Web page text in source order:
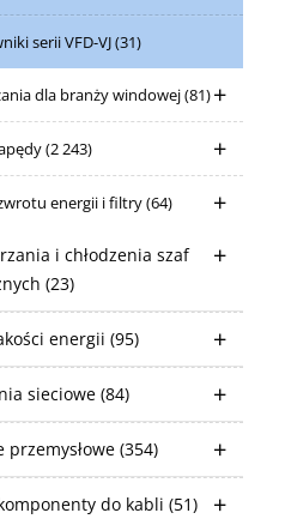
serii VFD-VJ(31)
dla branży windowej(81)
(2 243)
energii i filtry(64)
i chłodzenia szaf
(23)
energii (95)
sieciowe (84)
przemysłowe (354)
do kabli (51)